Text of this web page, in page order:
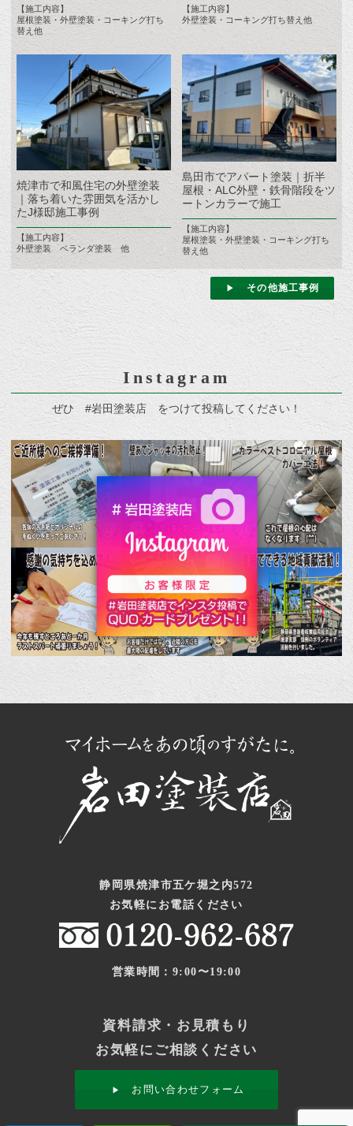
【施工内容】
屋根塗装・外壁塗装・コーキング打ち
替え他
【施工内容】
外壁塗装・コーキング打ち替え他
焼津市で和風住宅の外壁塗装
｜落ち着いた雰囲気を活かし
たJ様邸施工事例
【施工内容】
外壁塗装 ベランダ塗装 他
島田市でアパート塗装｜折半
屋根・ALC外壁・鉄骨階段をツ
ートンカラーで施工
【施工内容】
屋根塗装・外壁塗装・コーキング打ち
替え他
その他施工事例
Instagram
ぜひ #岩田塗装店 をつけて投稿してください！
静岡県焼津市五ケ堀之内572
お気軽にお電話ください
営業時間：9:00〜19:00
資料請求・お見積もり
お気軽にご相談ください
お問い合わせフォーム